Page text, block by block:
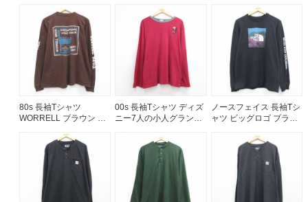
80s 長袖Tシャツ
WORRELL ブラウン メ
00s 長袖Tシャツ ディズ
ニー7人の小人グランピ
XL相当 | 古着
ノースフェイス 長袖Tシ
ャツ ビッグロゴ ブラッ